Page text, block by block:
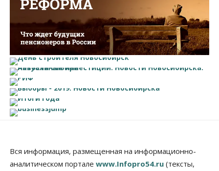
Вся информация, размещенная на информационно-
аналитическом портале www.Infopro54.ru (тексты,